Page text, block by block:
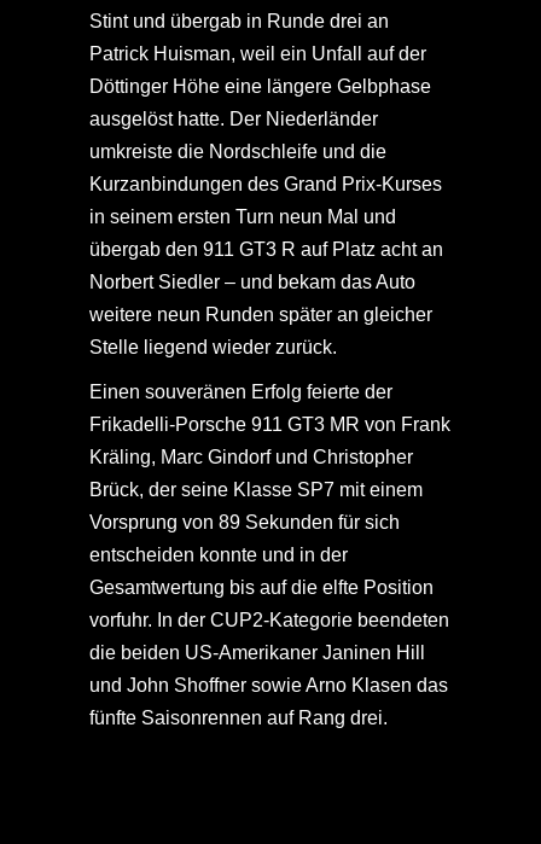
Stint und übergab in Runde drei an
Patrick Huisman, weil ein Unfall auf der
Döttinger Höhe eine längere Gelbphase
ausgelöst hatte. Der Niederländer
umkreiste die Nordschleife und die
Kurzanbindungen des Grand Prix-Kurses
in seinem ersten Turn neun Mal und
übergab den 911 GT3 R auf Platz acht an
Norbert Siedler – und bekam das Auto
weitere neun Runden später an gleicher
Stelle liegend wieder zurück.
Einen souveränen Erfolg feierte der
Frikadelli-Porsche 911 GT3 MR von Frank
Kräling, Marc Gindorf und Christopher
Brück, der seine Klasse SP7 mit einem
Vorsprung von 89 Sekunden für sich
entscheiden konnte und in der
Gesamtwertung bis auf die elfte Position
vorfuhr. In der CUP2-Kategorie beendeten
die beiden US-Amerikaner Janinen Hill
und John Shoffner sowie Arno Klasen das
fünfte Saisonrennen auf Rang drei.